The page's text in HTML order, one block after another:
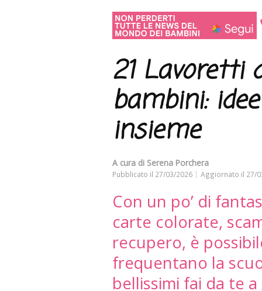
21 Lavoretti
bambini:
insieme
A cura di Serena Porchera
Pubblicato il 27/03/2026 Aggiornato il 27/
Con un po’ di
carte colorate,
recupero, è
frequentano la
bellissimi fai da te